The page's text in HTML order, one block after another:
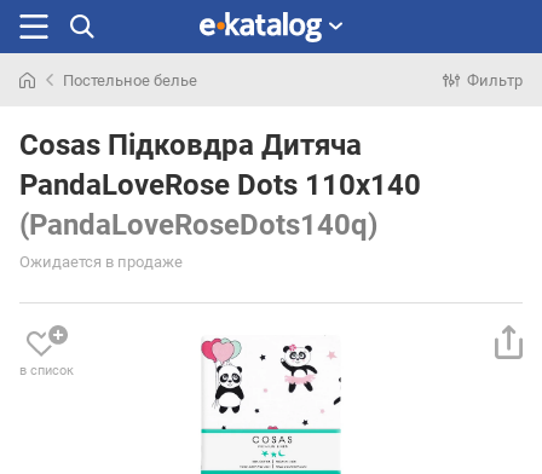
раньше
Постельное белье Фильтр
Cosas Підковдра Дитяча
PandaLoveRose Dots 110х140
(PandaLoveRoseDots140q)
Ожидается в продаже
в список